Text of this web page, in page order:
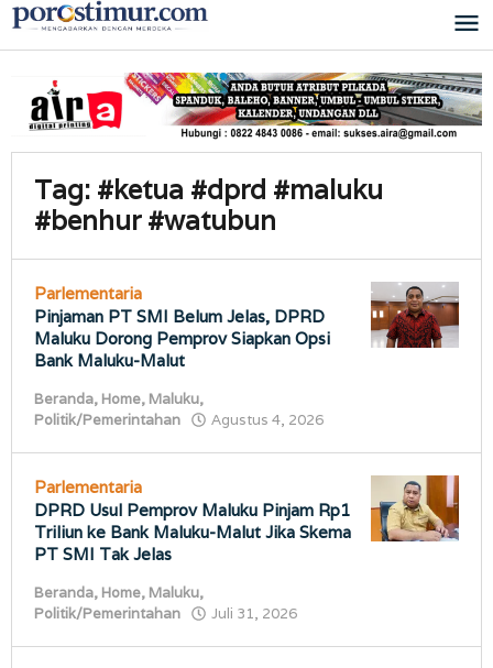
Lewati
ke
Tag: #ketua #dprd #maluku
#benhur #watubun
Parlementaria
Pinjaman PT SMI Belum Jelas, DPRD
Maluku Dorong Pemprov Siapkan Opsi
Bank Maluku-Malut
Beranda, Home, Maluku,
Politik/Pemerintahan
Agustus 4, 2026
Parlementaria
DPRD Usul Pemprov Maluku Pinjam Rp1
Triliun ke Bank Maluku-Malut Jika Skema
PT SMI Tak Jelas
Beranda, Home, Maluku,
Politik/Pemerintahan
Juli 31, 2026